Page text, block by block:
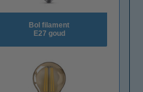
Bol filament
E27 goud